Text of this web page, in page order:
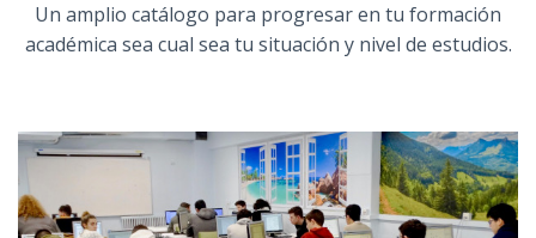
Un amplio catálogo para progresar en tu formación
académica sea cual sea tu situación y nivel de estudios.